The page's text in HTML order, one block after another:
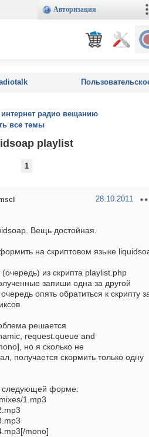
Авторизация
радио вещанию
все темы
playlist
1
28.10.2011
Вещь достойная.
на скриптовом языке
(очередь) из скрипта playlist.php
запиши одна за другой
опять обратиться к скрипту
решается
request.queue and
но я сколько не
получается скормить только одну
следующей форме:
1.mp3
mono]